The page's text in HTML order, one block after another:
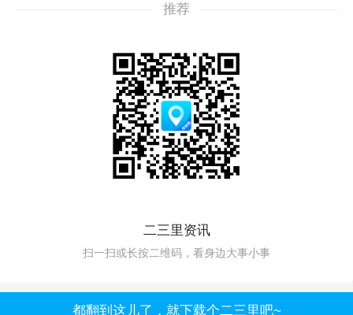
推荐
二三里资讯
扫一扫或长按二维码，看身边大事小事
都翻到这儿了，就下载个二三里吧~